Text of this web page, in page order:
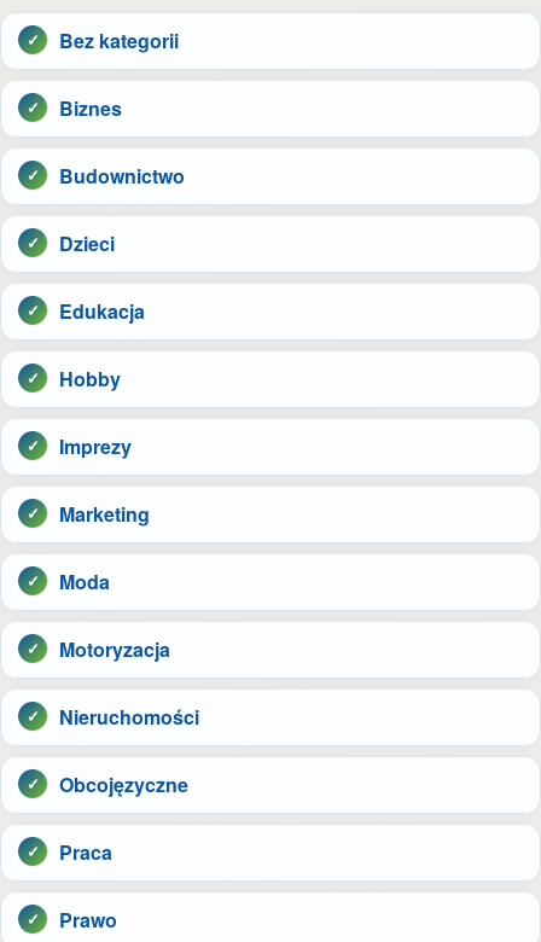
Bez kategorii
Biznes
Budownictwo
Dzieci
Edukacja
Hobby
Imprezy
Marketing
Moda
Motoryzacja
Nieruchomości
Obcojęzyczne
Praca
Prawo